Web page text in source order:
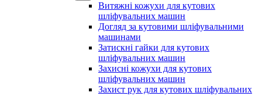
Витяжні кожухи для кутових
шліфувальних машин
Догляд за кутовими шліфувальними
машинами
Затискні гайки для кутових
шліфувальних машин
Захисні кожухи для кутових
шліфувальних машин
Захист рук для кутових шліфувальних